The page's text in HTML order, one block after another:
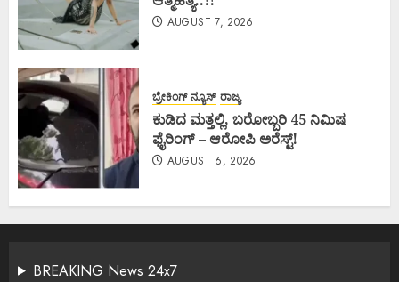
AUGUST 7, 2026
ಬ್ರೇಕಿಂಗ್ ನ್ಯೂಸ್ ರಾಜ್ಯ
ಕುಡಿದ ಮತ್ತಲ್ಲಿ, ಬರೋಬ್ಬರಿ 45 ನಿಮಿಷ
ಫೈರಿಂಗ್ – ಆರೋಪಿ ಅರೆಸ್ಟ್!
AUGUST 6, 2026
BREAKING News 24x7